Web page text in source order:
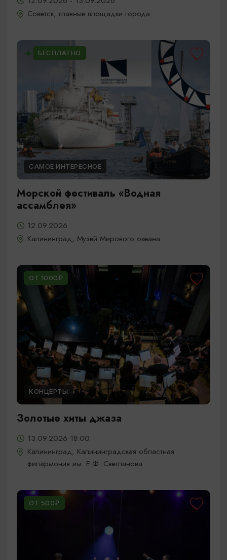
Советск, главные площадки города
БЕСПЛАТНО
САМОЕ ИНТЕРЕСНОЕ
Морской фестиваль «Водная
ассамблея»
12.09.2026
Калининград, Музей Мирового океана
ОТ 1000₽
КОНЦЕРТЫ
Золотые хиты джаза
13.09.2026 18:00
Калининград, Калининградская областная
филармония им. Е.Ф. Светланова
ОТ 500₽